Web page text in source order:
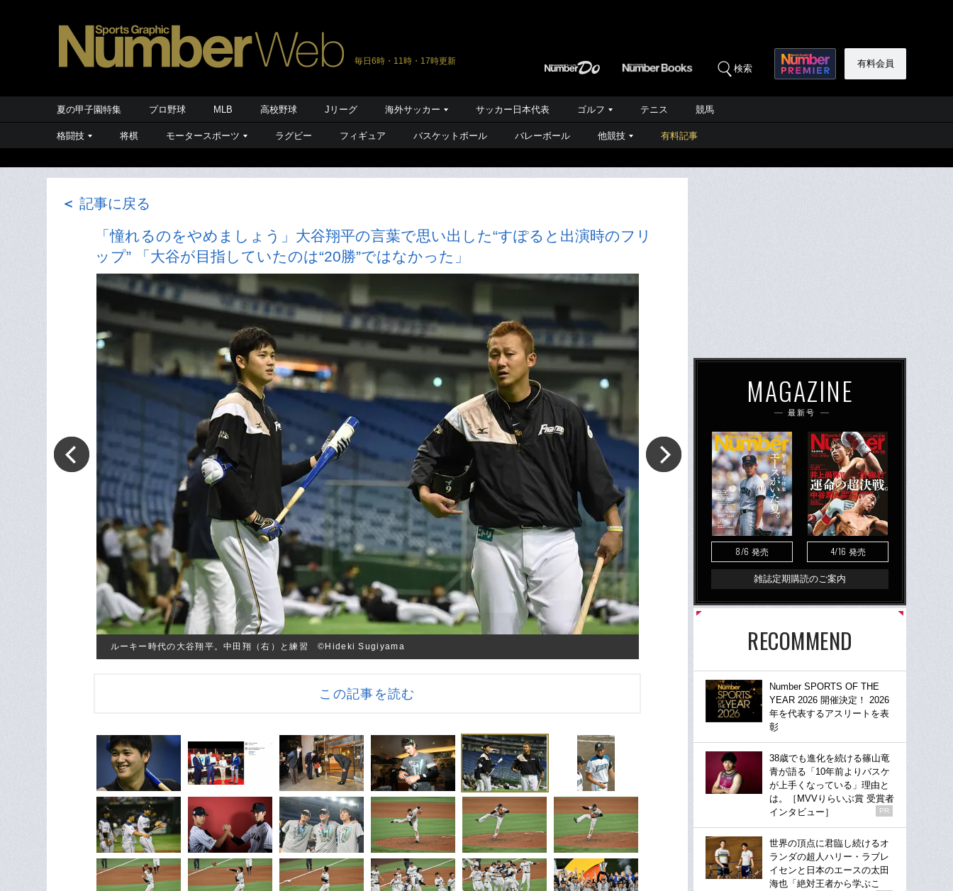
毎日6時・11時・17時更新
検索 有料会員
夏の甲子園特集 プロ野球 MLB 高校野球 Jリーグ 海外サッカー サッカー日本代表 ゴルフ テニス 競馬
格闘技 将棋 モータースポーツ ラグビー フィギュア バスケットボール バレーボール 他競技 有料記事
＜ 記事に戻る
「憧れるのをやめましょう」大谷翔平の言葉で思い出した“すぽると出演時のフリ
ップ” 「大谷が目指していたのは“20勝”ではなかった」
ルーキー時代の大谷翔平。中田翔（右）と練習 ©︎Hideki Sugiyama
この記事を読む
MAGAZINE
最新号
8/6 発売 4/16 発売
雑誌定期購読のご案内
RECOMMEND
Number SPORTS OF THE
YEAR 2026 開催決定！ 2026
年を代表するアスリートを表
彰
38歳でも進化を続ける篠山竜
青が語る「10年前よりバスケ
が上手くなっている」理由と
は。［MVVりらいぶ賞 受賞者
インタビュー］
PR
世界の頂点に君臨し続けるオ
ランダの超人ハリー・ラブレ
イセンと日本のエースの太田
海也「絶対王者から学ぶこ